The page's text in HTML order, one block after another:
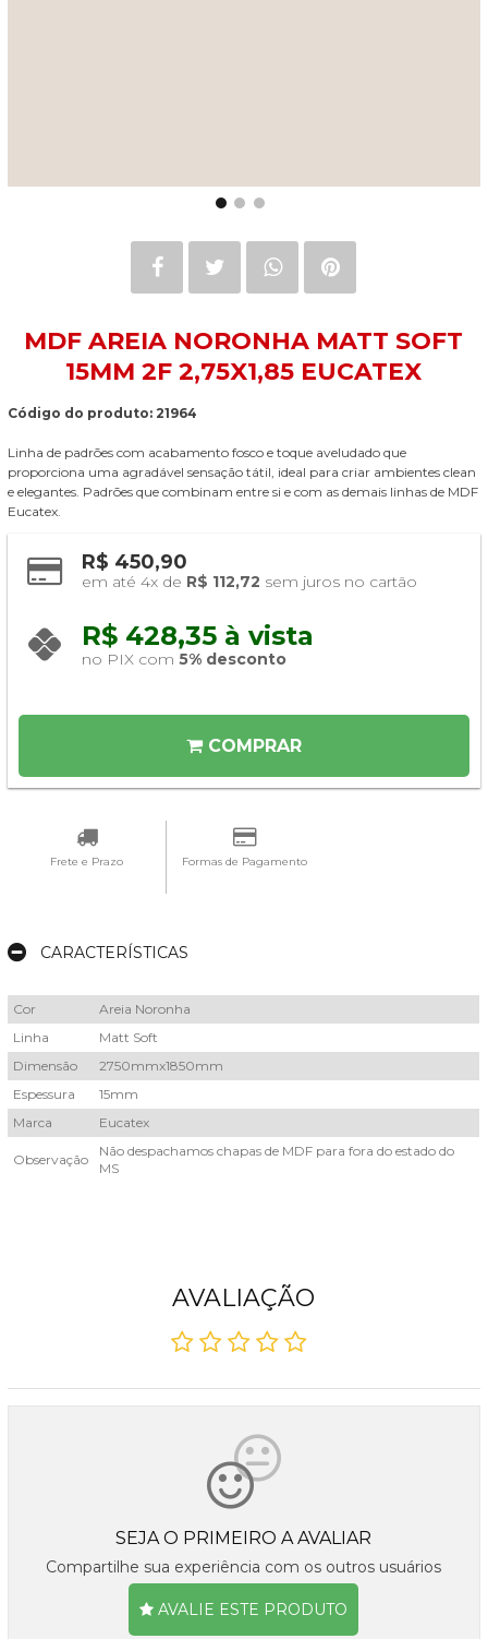
MDF AREIA NORONHA MATT SOFT
15MM 2F 2,75X1,85 EUCATEX
Código do produto: 21964
Linha de padrões com acabamento fosco e toque aveludado que
proporciona uma agradável sensação tátil, ideal para criar ambientes clean
e elegantes. Padrões que combinam entre si e com as demais linhas de MDF
Eucatex.
R$ 450,90
em até 4x de R$ 112,72 sem juros no cartão
R$ 428,35 à vista
no PIX com 5% desconto
COMPRAR
Frete e Prazo Formas de Pagamento
CARACTERÍSTICAS
Cor
Areia Noronha
Linha
Matt Soft
Dimensão
2750mmx1850mm
Espessura
15mm
Marca
Eucatex
Observação
Não despachamos chapas de MDF para fora do estado do
MS
AVALIAÇÃO
SEJA O PRIMEIRO A AVALIAR
Compartilhe sua experiência com os outros usuários
AVALIE ESTE PRODUTO